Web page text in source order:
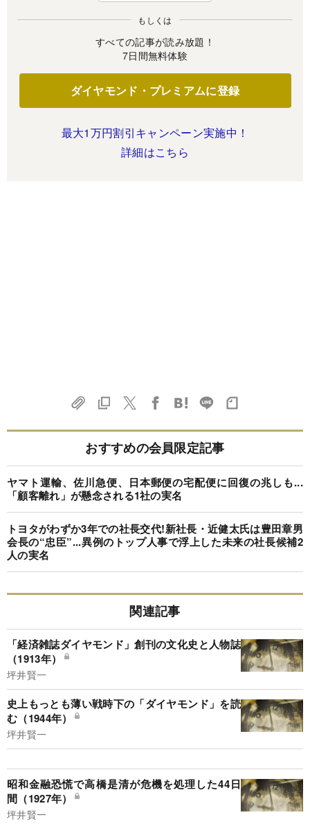
もしくは
すべての記事が読み放題！
7日間無料体験
ダイヤモンド・プレミアムに登録
最大1万円割引キャンペーン実施中！
詳細はこちら
おすすめの会員限定記事
ヤマト運輸、佐川急便、日本郵便の宅配便に回復の兆しも...
「顧客離れ」が懸念される1社の実名
トヨタがわずか3年での社長交代!新社長・近健太氏は豊田章男
会長の“忠臣”...異例のトップ人事で浮上した未来の社長候補2
人の実名
関連記事
「経済雑誌ダイヤモンド」創刊の文化史と人物誌
（1913年）
坪井賢一
史上もっとも薄い戦時下の「ダイヤモンド」を読
む（1944年）
坪井賢一
昭和金融恐慌で高橋是清が危機を処理した44日
間（1927年）
坪井賢一